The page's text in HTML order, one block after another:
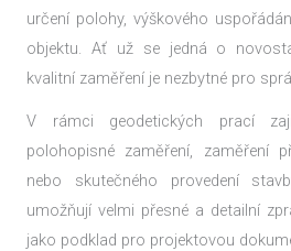
určení polohy, výškového
objektu. Ať už se jedná o
kvalitní zaměření je nezbytné pro
V rámci geodetických prací
polohopisné zaměření, zaměření
nebo skutečného provedení
umožňují velmi přesné a detailní
jako podklad pro projektovou